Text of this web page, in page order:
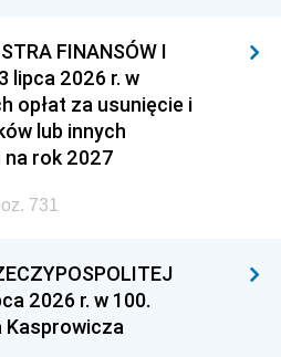
FINANSÓW I
lipca 2026 r. w
opłat za usunięcie i
lub innych
na rok 2027
731
2026 r. w 100.
Kasprowicza